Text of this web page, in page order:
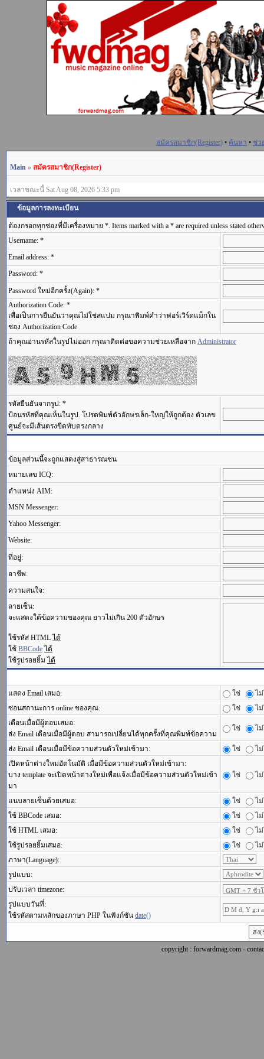
สมัครสมาชิก(Register) • ค้นหา • ช่ว
Main » สมัครสมาชิก(Register)
เวลาขณะนี้ Sat Aug 08, 2026 5:33 pm
ข้อมูลการลงทะเบียน
ต้องกรอกทุกช่องที่มีเครื่องหมาย *. Items marked with a * are required unless stated
Username: *
Email address: *
Password: *
Password ใหม่อีกครั้ง(Again): *
Authorization Code: *
เพื่อเป็นการยืนยันว่าคุณไม่ใช่สแปม กรุณาพิมพ์คำว่าฟอร์เวิร์ดแม็กใน
ช่อง Authorization Code
ถ้าคุณอ่านรหัสในรูปไม่ออก กรุณาติดต่อขอความช่วยเหลือจาก Administrator
รหัสยืนยันจากรูป: *
ป้อนรหัสที่คุณเห็นในรูป. โปรดพิมพ์ตัวอักษรเล็ก-ใหญ่ให้ถูกต้อง ตัวเลข
ศูนย์จะมีเส้นตรงขีดทับตรงกลาง
ข้อมูลส่วนนี้จะถูกแสดงสู่สาธารณชน
หมายเลข ICQ:
ตำแหน่ง AIM:
MSN Messenger:
Yahoo Messenger:
Website:
ที่อยู่:
อาชีพ:
ความสนใจ:
ลายเซ็น:
จะแสดงใต้ข้อความของคุณ ยาวไม่เกิน 200 ตัวอักษร
ใช้รหัส HTML ได้
ใช้ BBCode ได้
ใช้รูปรอยยิ้ม ได้
แสดง Email เสมอ: ใช่
ไ
ซ่อนสถานะการ online ของคุณ:
ใช่
ไ
เตือนเมื่อมีผู้ตอบเสมอ:
ส่ง Email เตือนเมื่อมีผู้ตอบ สามารถเปลี่ยนได้ทุกครั้งที่คุณพิมพ์ข้อความ
ใช่ ไ
ส่ง Email เตือนเมื่อมีข้อความส่วนตัวใหม่เข้ามา: ใช่
ไ
เปิดหน้าต่างใหม่อัตโนมัติ เมื่อมีข้อความส่วนตัวใหม่เข้ามา:
บาง template จะเปิดหน้าต่างใหม่เพื่อแจ้งเมื่อมีข้อความส่วนตัวใหม่เข้า
มา
ใช่ ไ
แนบลายเซ็นด้วยเสมอ: ใช่
ไ
ใช้ BBCode เสมอ:
ใช่
ไ
ใช้ HTML เสมอ:
ใช่
ไ
ใช้รูปรอยยิ้มเสมอ:
ใช่
ไ
ภาษา(Language):
รูปแบบ:
ปรับเวลา timezone:
รูปแบบวันที่:
ใช้รหัสตามหลักของภาษา PHP ในฟังก์ชัน date()
copyright : forwardmag.com -